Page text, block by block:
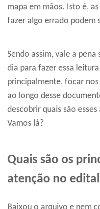
mapa em mãos. Isto é,
fazer algo errado podem
Sendo assim, vale a
dia para fazer essa
principalmente, focar
ao longo desse
descobrir quais são
Vamos lá?
Quais são os
atenção no